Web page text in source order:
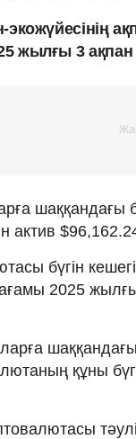
жылғы 3 ақпан
шаққандағы
актив
бүгін
2025
құны